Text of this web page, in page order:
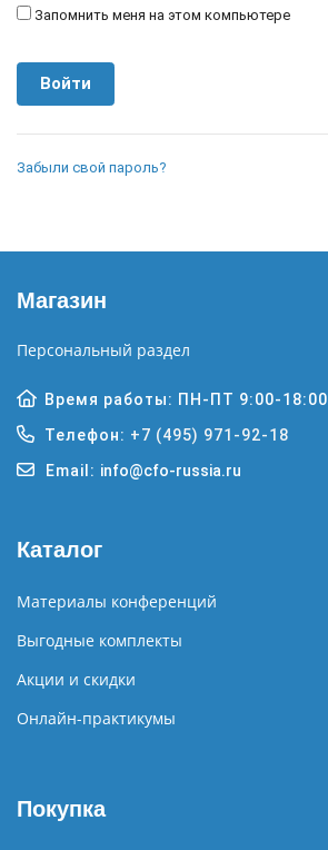
Запомнить меня на этом компьютере
Забыли свой пароль?
Магазин
Персональный раздел
Время работы: ПН-ПТ 9:00-18:00
Телефон: +7 (495) 971-92-18
Email: info@cfo-russia.ru
Каталог
Материалы конференций
Выгодные комплекты
Акции и скидки
Онлайн-практикумы
Покупка